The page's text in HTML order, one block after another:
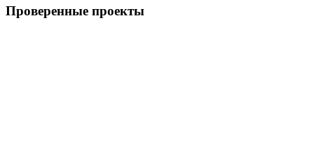
Проверенные проекты